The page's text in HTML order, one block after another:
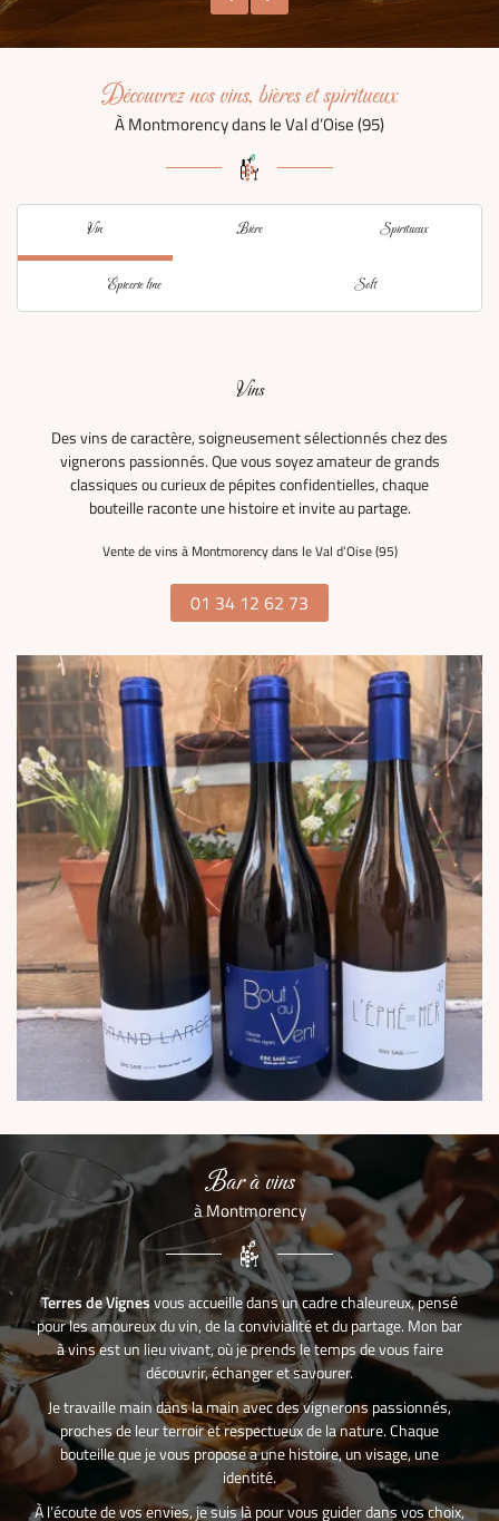
ACCUEIL
CAVES & CO
SERVICES
Une question ?
01 34 12 62
Découvrez nos vins, bières et spiritueux
À Montmorency dans le Val d’Oise (95)
Vin Bière Spiritueux
Épicerie fine Soft
Vins
Des vins de caractère, soigneusement sélectionnés chez des
vignerons passionnés. Que vous soyez amateur de grands
classiques ou curieux de pépites confidentielles, chaque
bouteille raconte une histoire et invite au partage.
Vente de vins à Montmorency dans le Val d’Oise (95)
01 34 12 62 73
Bar à vins
à Montmorency
Terres de Vignesvous accueille dans un cadre chaleureux, pensé
pour les amoureux du vin, de la convivialité et du partage. Mon bar
à vins est un lieu vivant, où je prends le temps de vous faire
découvrir, échanger et savourer.
Je travaille main dans la main avec des vignerons passionnés,
proches de leur terroir et respectueux de la nature. Chaque
bouteille que je vous propose a une histoire, un visage, une
identité.
À l’écoute de vos envies, je suis là pour vous guider dans vos choix,